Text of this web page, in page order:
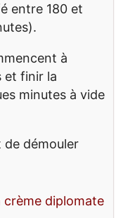
entre 180 et
à
et finir la
minutes à vide
de démouler
crème diplomate